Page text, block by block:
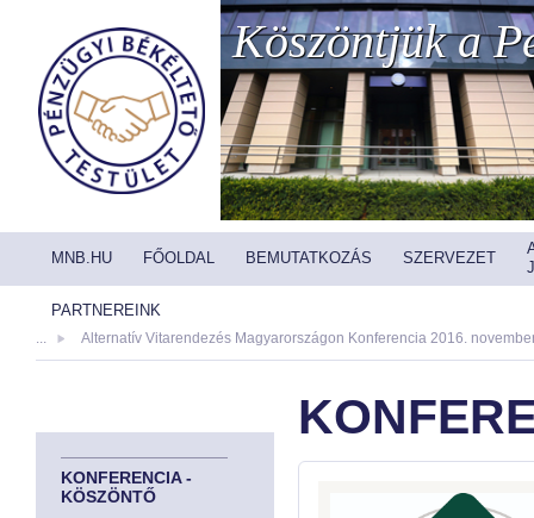
Köszöntjük a
MNB.HU FŐOLDAL BEMUTATKOZÁS SZERVEZET
PARTNEREINK
... Alternatív Vitarendezés Magyarországon Konferencia 2016.
KONFERENCIA -
KÖSZÖNTŐ